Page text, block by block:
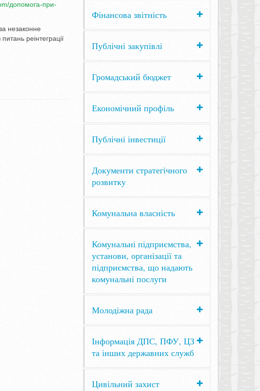
допомога-при-
незаконне
реінтеграції
Фінансова звітність
Публічні закупівлі
Громадський бюджет
Економічний профіль
Публічні інвестиції
Документи стратегічного
розвитку
Комунальна власність
Комунальні підприємства,
установи, організації та
підприємства, що надають
комунальні послуги
Молодіжна рада
Інформація ДПС, ПФУ, ЦЗ
та інших державних служб
Цивільний захист